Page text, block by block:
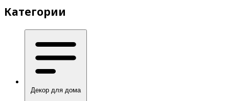
Категории
Декор для дома